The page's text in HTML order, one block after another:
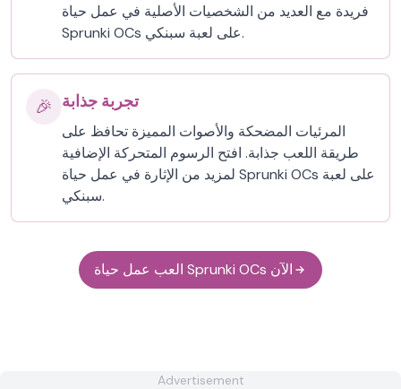
فريدة مع العديد من الشخصيات الأصلية في عمل حياة
Sprunki OCs على لعبة سبنكي.
🎉 تجربة جذابة
المرئيات المضحكة والأصوات المميزة تحافظ على
طريقة اللعب جذابة. افتح الرسوم المتحركة الإضافية
لمزيد من الإثارة في عمل حياة Sprunki OCs على لعبة
سبنكي.
العب عمل حياة Sprunki OCs الآن
Advertisement